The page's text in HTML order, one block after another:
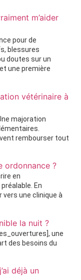
m’aider
pour de
blessures
doutes sur un
une première
vétérinaire à
majoration
rembourser tout
ordonnance ?
en
En
une clinique à
la nuit ?
une
des besoins du
déjà un